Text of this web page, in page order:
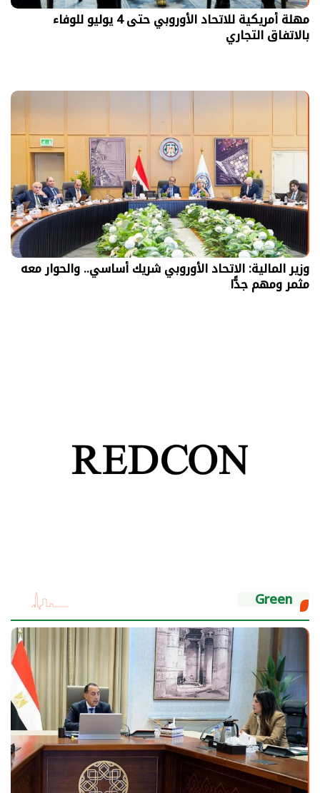
مهلة أمريكية للاتحاد الأوروبي حتى 4 يوليو للوفاء
بالاتفاق التجاري
وزير المالية: الاتحاد الأوروبي شريك أساسي.. والحوار معه
مثمر ومهم جدًّا
Green